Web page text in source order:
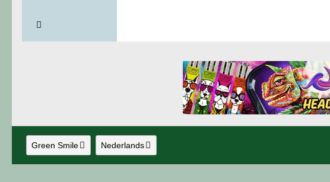
Green Smile Nederlands